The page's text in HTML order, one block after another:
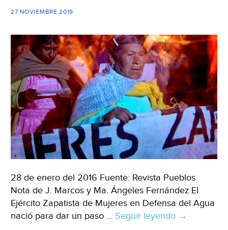
27 NOVIEMBRE 2019
28 de enero del 2016 Fuente: Revista Pueblos
Nota de J. Marcos y Ma. Ángeles Fernández El
Ejército Zapatista de Mujeres en Defensa del Agua
nació para dar un paso … Seguir leyendo CDMX:
→